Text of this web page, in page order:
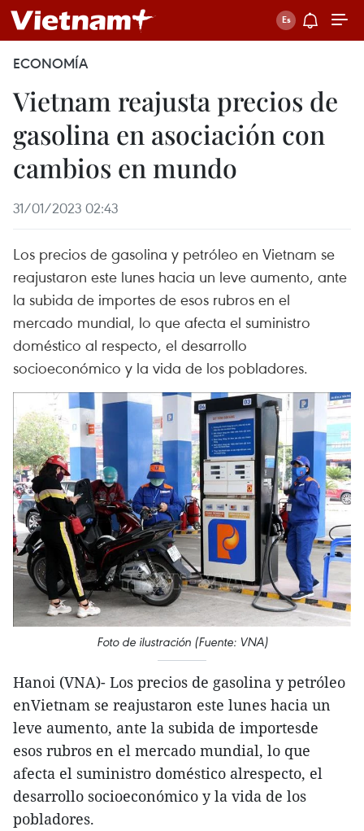
ECONOMÍA
Vietnam reajusta precios de
gasolina en asociación con
cambios en mundo
31/01/2023 02:43
Los precios de gasolina y petróleo en Vietnam se
reajustaron este lunes hacia un leve aumento, ante
la subida de importes de esos rubros en el
mercado mundial, lo que afecta el suministro
doméstico al respecto, el desarrollo
socioeconómico y la vida de los pobladores.
Foto de ilustración (Fuente: VNA)
Hanoi (VNA)- Los precios de gasolina y petróleo
enVietnam se reajustaron este lunes hacia un
leve aumento, ante la subida de importesde
esos rubros en el mercado mundial, lo que
afecta el suministro doméstico alrespecto, el
desarrollo socioeconómico y la vida de los
pobladores.